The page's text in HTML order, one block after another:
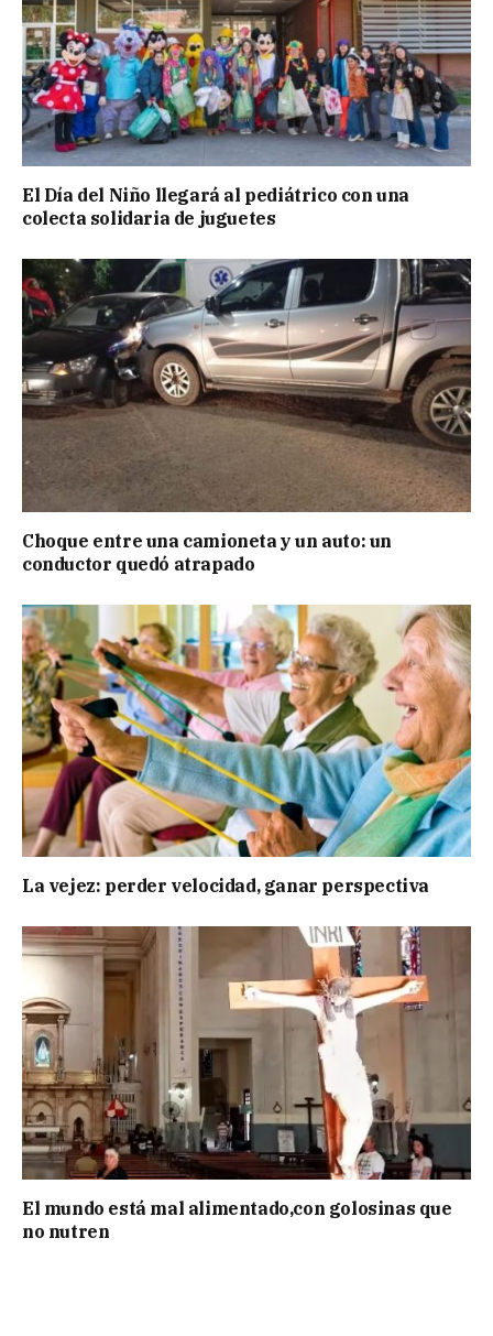
El Día del Niño llegará al pediátrico con una
colecta solidaria de juguetes
Choque entre una camioneta y un auto: un
conductor quedó atrapado
La vejez: perder velocidad, ganar perspectiva
El mundo está mal alimentado,con golosinas que
no nutren